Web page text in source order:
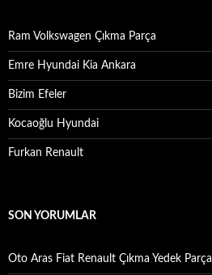
Ram Volkswagen Çıkma Parça
Emre Hyundai Kia Ankara
Bizim Efeler
Kocaoğlu Hyundai
Furkan Renault
SON YORUMLAR
Oto Aras Fiat Renault Çıkma Yedek Parça